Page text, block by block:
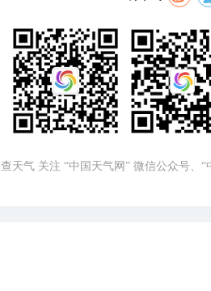
查天气 关注 “中国天气网” 微信公众号、